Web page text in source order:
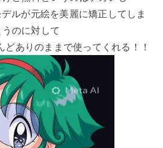
ルが元絵を美麗に矯正してしま
のに対して
ありのままで使ってくれる！！